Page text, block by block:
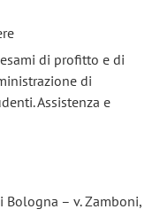
di profitto e di
di
Assistenza e
– v. Zamboni,